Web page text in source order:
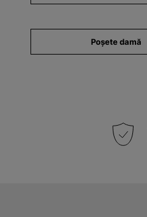
Poșete damă